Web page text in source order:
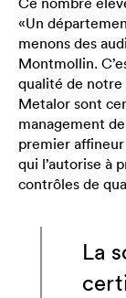
«Un
menons des
Montmollin.
qualité de notre
Metalor sont
management
premier
qui l’autorise à
contrôles de
La